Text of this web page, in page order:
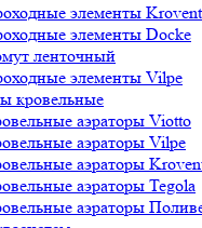
элементы Krovent
элементы Docke
ленточный
элементы Vilpe
кровельные
аэраторы Viotto
аэраторы Vilpe
аэраторы
аэраторы Tegola
аэраторы